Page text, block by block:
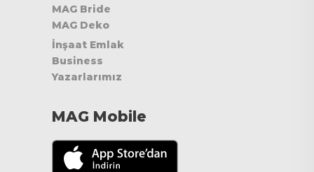
MAG Bride
MAG Deko
İnşaat Emlak
Business
Yazarlarımız
MAG Mobile